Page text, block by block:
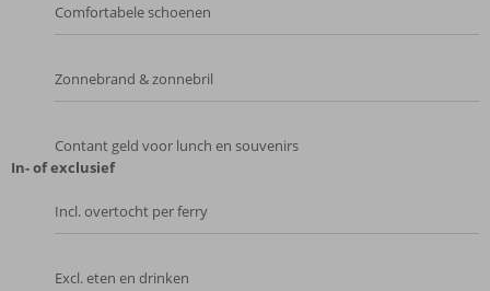
Comfortabele schoenen
Zonnebrand & zonnebril
Contant geld voor lunch en souvenirs
In- of exclusief
Incl. overtocht per ferry
Excl. eten en drinken